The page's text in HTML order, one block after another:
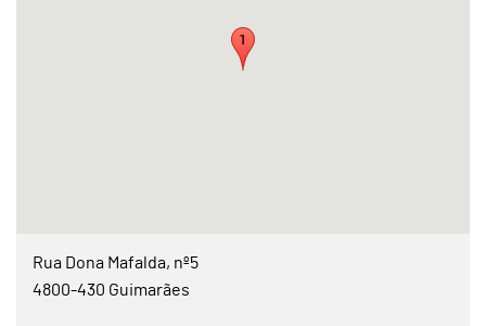
Rua Dona Mafalda, nº5
4800-430 Guimarães